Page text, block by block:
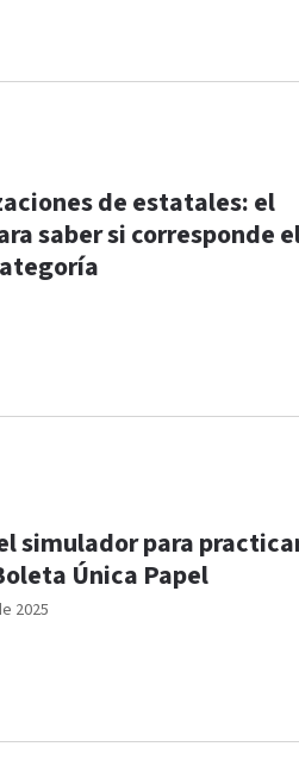
de estatales: el
saber si corresponde
2025
simulador para
Única Papel